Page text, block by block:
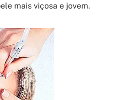
mais viçosa e jovem.